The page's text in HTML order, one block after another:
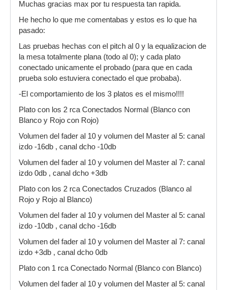
Muchas gracias max por tu respuesta tan rapida.
He hecho lo que me comentabas y estos es lo que ha
pasado:
Las pruebas hechas con el pitch al 0 y la equalizacion de
la mesa totalmente plana (todo al 0); y cada plato
conectado unicamente el probado (para que en cada
prueba solo estuviera conectado el que probaba).
-El comportamiento de los 3 platos es el mismo!!!!
Plato con los 2 rca Conectados Normal (Blanco con
Blanco y Rojo con Rojo)
Volumen del fader al 10 y volumen del Master al 5: canal
izdo -16db , canal dcho -10db
Volumen del fader al 10 y volumen del Master al 7: canal
izdo 0db , canal dcho +3db
Plato con los 2 rca Conectados Cruzados (Blanco al
Rojo y Rojo al Blanco)
Volumen del fader al 10 y volumen del Master al 5: canal
izdo -10db , canal dcho -16db
Volumen del fader al 10 y volumen del Master al 7: canal
izdo +3db , canal dcho 0db
Plato con 1 rca Conectado Normal (Blanco con Blanco)
Volumen del fader al 10 y volumen del Master al 5: canal